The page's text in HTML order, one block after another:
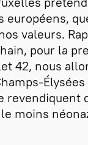
européens,
valeurs.
pour la
42, nous
revendiquent
moins